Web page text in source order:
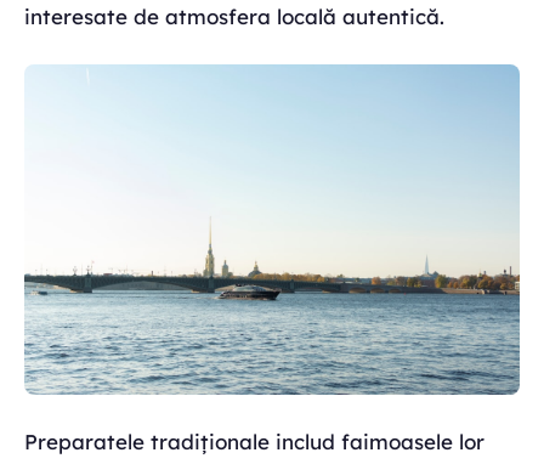
interesate de atmosfera locală autentică.
Preparatele tradiționale includ faimoasele lor